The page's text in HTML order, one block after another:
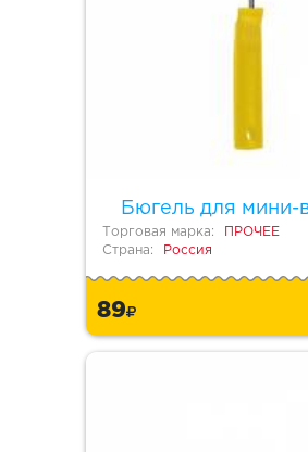
Бюгель для мини-
Торговая марка:
ПРОЧЕЕ
Страна:
Россия
89